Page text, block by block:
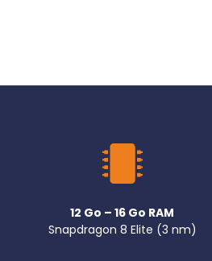
12 Go – 16 Go RAM
Snapdragon 8 Elite (3 nm)